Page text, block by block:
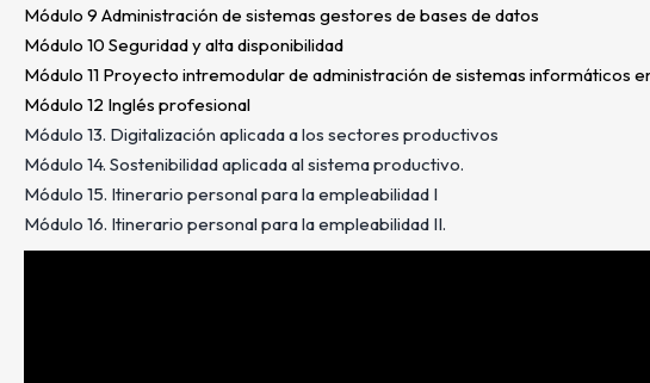
Módulo 9 Administración de sistemas gestores de bases de datos
Módulo 10 Seguridad y alta disponibilidad
Módulo 11 Proyecto intremodular de administración de sistemas informáticos
Módulo 12 Inglés profesional
Módulo 13. Digitalización aplicada a los sectores productivos
Módulo 14. Sostenibilidad aplicada al sistema productivo.
Módulo 15. Itinerario personal para la empleabilidad I
Módulo 16. Itinerario personal para la empleabilidad II.